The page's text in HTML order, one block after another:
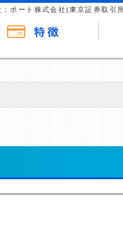
ポート株式会社(東京証券取引